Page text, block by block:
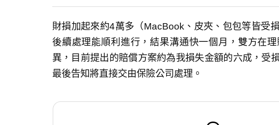
財損加起來約4萬多（MacBook、皮夾、包包等皆受
後續處理能順利進行，結果溝通快一個月，雙方在
異，目前提出的賠償方案約為我損失金額的六成，受
最後告知將直接交由保險公司處理。